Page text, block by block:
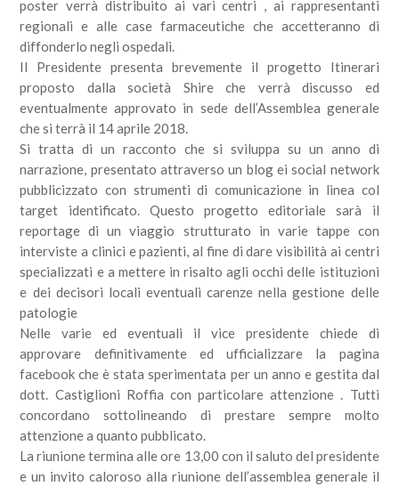
poster verrà distribuito ai vari centri , ai rappresentanti
regionali e alle case farmaceutiche che accetteranno di
diffonderlo negli ospedali.
Il Presidente presenta brevemente il progetto Itinerari
proposto dalla società Shire che verrà discusso ed
eventualmente approvato in sede dell’Assemblea generale
che si terrà il 14 aprile 2018.
Si tratta di un racconto che si sviluppa su un anno di
narrazione, presentato attraverso un blog ei social network
pubblicizzato con strumenti di comunicazione in linea col
target identificato. Questo progetto editoriale sarà il
reportage di un viaggio strutturato in varie tappe con
interviste a clinici e pazienti, al fine di dare visibilità ai centri
specializzati e a mettere in risalto agli occhi delle istituzioni
e dei decisori locali eventuali carenze nella gestione delle
patologie
Nelle varie ed eventuali il vice presidente chiede di
approvare definitivamente ed ufficializzare la pagina
facebook che è stata sperimentata per un anno e gestita dal
dott. Castiglioni Roffia con particolare attenzione . Tutti
concordano sottolineando di prestare sempre molto
attenzione a quanto pubblicato.
La riunione termina alle ore 13,00 con il saluto del presidente
e un invito caloroso alla riunione dell’assemblea generale il